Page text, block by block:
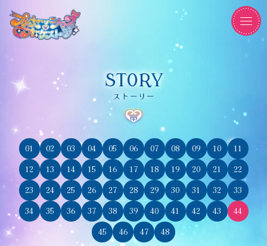
STORY
ストーリー
01 02 03 04 05 06 07 08 09 10 11
12 13 14 15 16 17 18 19 20 21 22
23 24 25 26 27 28 29 30 31 32 33
34 35 36 37 38 39 40 41 42 43 44
45 46 47 48